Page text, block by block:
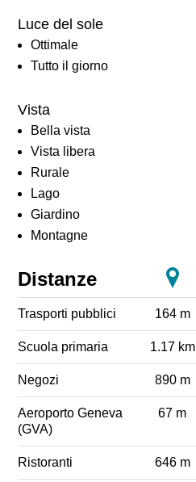
Luce del sole
Ottimale
Tutto il giorno
Vista
Bella vista
Vista libera
Rurale
Lago
Giardino
Montagne
Distanze
Trasporti pubblici 164 m
Scuola primaria 1.17 km
Negozi 890 m
Aeroporto Geneva
(GVA)
67 m
Ristoranti 646 m